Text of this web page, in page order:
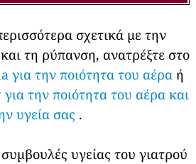
σχετικά με την
τη ρύπανση, ανατρέξτε στο
για την ποιότητα του αέρα ή
την ποιότητα του αέρα και
υγεία σας .
υγείας του γιατρού